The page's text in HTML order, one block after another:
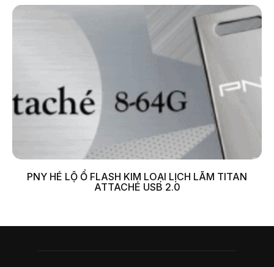
PNY HÉ LỘ Ổ FLASH KIM LOẠI LỊCH LÃM TITAN
ATTACHÉ USB 2.0